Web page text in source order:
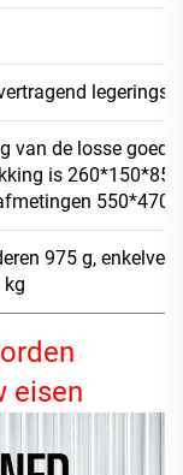
van de losse
is 260*150*85
975 g,
kg
eisen